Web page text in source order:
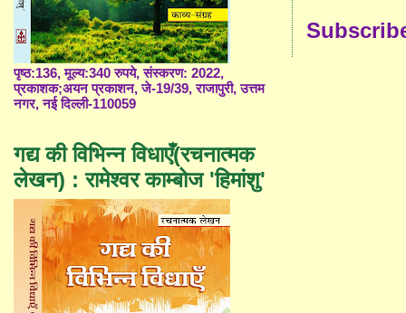
पृष्ठ:136, मूल्य:340 रुपये, संस्करण: 2022,
प्रकाशक;अयन प्रकाशन, जे-19/39, राजापुरी, उत्तम
नगर, नई दिल्ली-110059
गद्य की विभिन्न विधाएँ(रचनात्मक
लेखन) : रामेश्वर काम्बोज 'हिमांशु'